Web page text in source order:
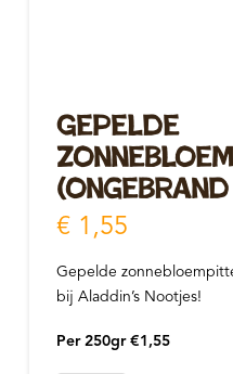
Gepelde
€1,55
Gepelde
bij Aladdin’s Nootjes!
Per 250gr €1,55